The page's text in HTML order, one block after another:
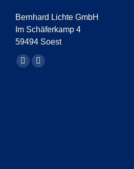
Bernhard Lichte GmbH
Im Schäferkamp 4
59494 Soest
Finde uns auf:
YouTubeLinkedIn